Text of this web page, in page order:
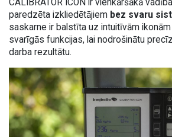
CALIBRATOR ICON ir vienkāršākā
paredzēta izkliedētājiem bez svaru
saskarne ir balstīta uz intuitīvām
svarīgās funkcijas, lai nodrošinātu
darba rezultātu.